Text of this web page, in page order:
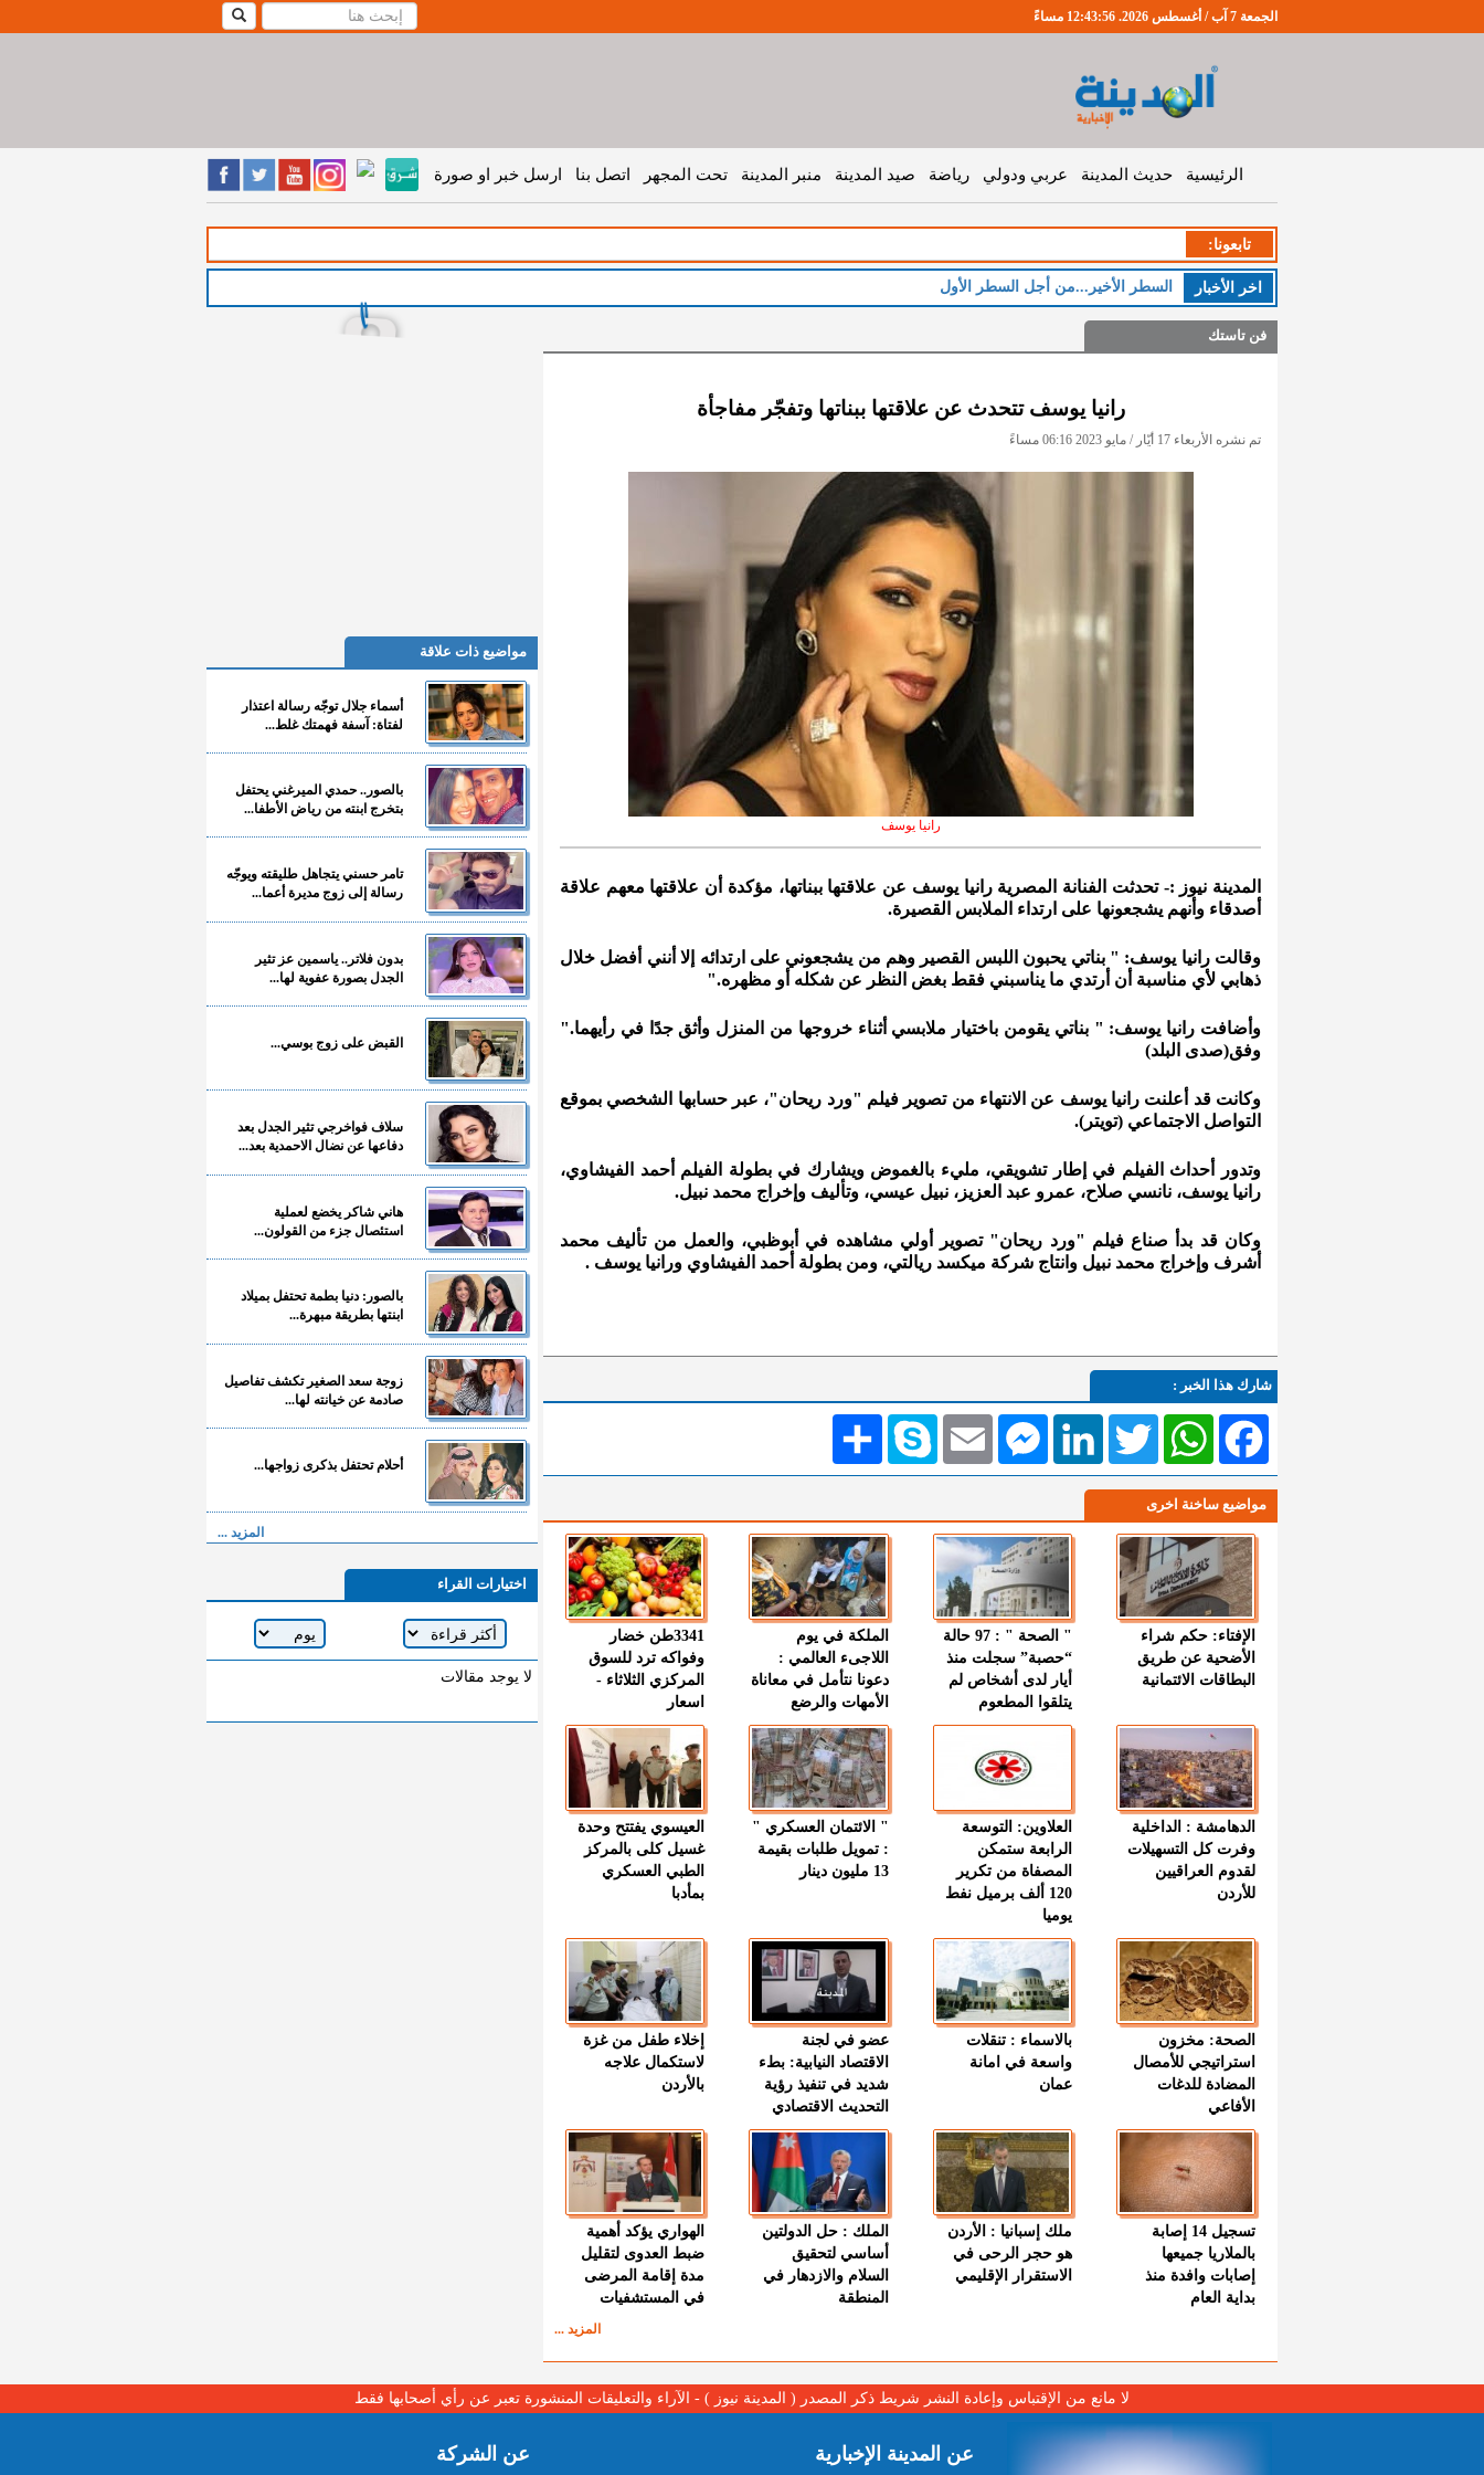
الجمعة 7 آب / أغسطس 2026. 12:43:56 مساءً
الرئيسية حديث المدينة عربي ودولي رياضة صيد المدينة منبر المدينة تحت المجهر اتصل بنا ارسل خبر او صورة
تابعونا:
اخر اﻷخبار السطر الأخير...من أجل السطر الأول
فن تاستك
رانيا يوسف تتحدث عن علاقتها ببناتها وتفجّر مفاجأة
تم نشره الأربعاء 17 أيّار / مايو 2023 06:16 مساءً
رانيا يوسف
المدينة نيوز :- تحدثت الفنانة المصرية رانيا يوسف عن علاقتها ببناتها، مؤكدة أن علاقتها معهم علاقة
أصدقاء وأنهم يشجعونها على ارتداء الملابس القصيرة.
وقالت رانيا يوسف: " بناتي يحبون اللبس القصير وهم من يشجعوني على ارتدائه إلا أنني أفضل خلال
ذهابي لأي مناسبة أن أرتدي ما يناسبني فقط بغض النظر عن شكله أو مظهره."
وأضافت رانيا يوسف: " بناتي يقومن باختيار ملابسي أثناء خروجها من المنزل وأثق جدًا في رأيهما."
وفق(صدى البلد)
وكانت قد أعلنت رانيا يوسف عن الانتهاء من تصوير فيلم "ورد ريحان"، عبر حسابها الشخصي بموقع
التواصل الاجتماعي (تويتر).
وتدور أحداث الفيلم في إطار تشويقي، مليء بالغموض ويشارك في بطولة الفيلم أحمد الفيشاوي،
رانيا يوسف، نانسي صلاح، عمرو عبد العزيز، نبيل عيسي، وتأليف وإخراج محمد نبيل.
وكان قد بدأ صناع فيلم "ورد ريحان" تصوير أولي مشاهده في أبوظبي، والعمل من تأليف محمد
أشرف وإخراج محمد نبيل وانتاج شركة ميكسد ريالتي، ومن بطولة أحمد الفيشاوي ورانيا يوسف .
شارك هذا الخبر :
انشر Skype EmailMessengerLinkedIn TwitterWhatsAppFacebook
مواضيع ساخنة اخرى
الإفتاء: حكم شراء
الأضحية عن طريق
البطاقات الائتمانية
" الصحة " : 97 حالة
“حصبة” سجلت منذ
أيار لدى أشخاص لم
يتلقوا المطعوم
الملكة في يوم
اللاجىء العالمي :
دعونا نتأمل في معاناة
الأمهات والرضع
3341طن خضار
وفواكه ترد للسوق
المركزي الثلاثاء -
اسعار
الدهامشة : الداخلية
وفرت كل التسهيلات
لقدوم العراقيين
للأردن
العلاوين: التوسعة
الرابعة ستمكن
المصفاة من تكرير
120 ألف برميل نفط
يوميا
" الائتمان العسكري "
: تمويل طلبات بقيمة
13 مليون دينار
العيسوي يفتتح وحدة
غسيل كلى بالمركز
الطبي العسكري
بمأدبا
الصحة: مخزون
استراتيجي للأمصال
المضادة للدغات
الأفاعي
بالاسماء : تنقلات
واسعة في امانة
عمان
عضو في لجنة
الاقتصاد النيابية: بطء
شديد في تنفيذ رؤية
التحديث الاقتصادي
إخلاء طفل من غزة
لاستكمال علاجه
بالأردن
تسجيل 14 إصابة
بالملاريا جميعها
إصابات وافدة منذ
بداية العام
ملك إسبانيا : الأردن
هو حجر الرحى في
الاستقرار الإقليمي
الملك : حل الدولتين
أساسي لتحقيق
السلام والازدهار في
المنطقة
الهواري يؤكد أهمية
ضبط العدوى لتقليل
مدة إقامة المرضى
في المستشفيات
المزيد ...
مواضيع ذات علاقة
أسماء جلال توجّه رسالة اعتذار
لفتاة: آسفة فهمتك غلط...
بالصور.. حمدي الميرغني يحتفل
بتخرج ابنته من رياض الأطفا...
تامر حسني يتجاهل طليقته ويوجّه
رسالة إلى زوج مديرة أعما...
بدون فلاتر.. ياسمين عز تثير
الجدل بصورة عفوية لها...
القبض على زوج بوسي...
سلاف فواخرجي تثير الجدل بعد
دفاعها عن نضال الاحمدية بعد...
هاني شاكر يخضع لعملية
استئصال جزء من القولون...
بالصور: دنيا بطمة تحتفل بميلاد
ابنتها بطريقة مبهرة...
زوجة سعد الصغير تكشف تفاصيل
صادمة عن خيانته لها...
أحلام تحتفل بذكرى زواجها...
المزيد ...
اختيارات القراء
لا يوجد مقالات
لا مانع من الإقتباس وإعادة النشر شريط ذكر المصدر ( المدينة نيوز ) - الآراء والتعليقات المنشورة تعبر عن رأي أصحابها فقط
عن المدينة الإخبارية عن الشركة